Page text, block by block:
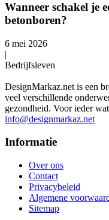
Wanneer schakel je
betonboren?
6 mei 2026
|
Bedrijfsleven
DesignMarkaz.net is een
veel verschillende
gezondheid. Voor ieder
info@designmarkaz.net
Informatie
Over ons
Contact
Privacybeleid
Algemene
Sitemap